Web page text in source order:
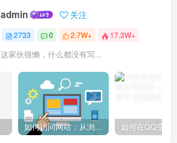
admin 关注
2733 0 2.7W+ 17.3W+
这家伙很懒，什么都没有写...
如何访问网站：从浏览器输入到页面加载的完整步骤详解